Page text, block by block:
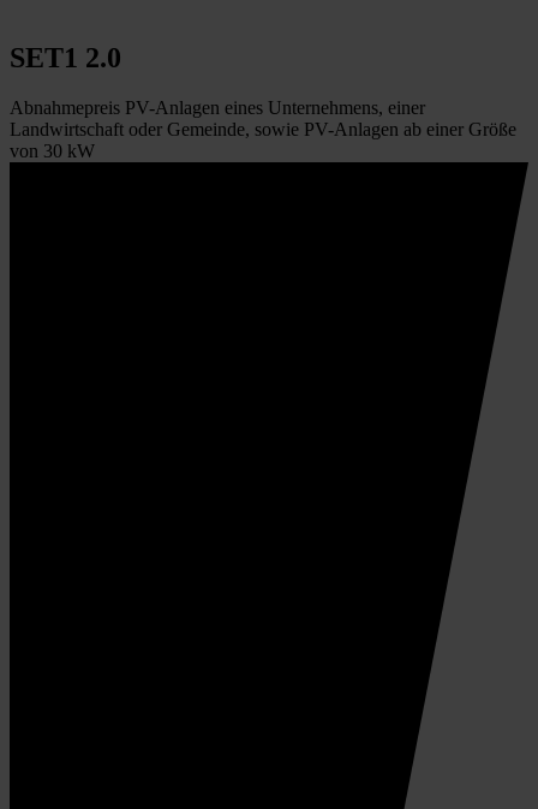
SET1 2.0
Abnahmepreis PV-Anlagen eines Unternehmens, einer
Landwirtschaft oder Gemeinde, sowie PV-Anlagen ab einer Größe
von 30 kW